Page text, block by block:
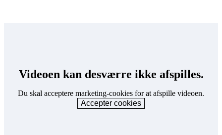
Videoen kan desværre ikke afspilles.
Du skal acceptere marketing-cookies for at afspille videoen.
Accepter cookies
Rækkevidde på den nye Kia elbil